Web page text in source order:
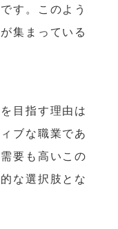
す。このよう
集まっている
目指す理由は
ブな職業であ
要も高いこの
な選択肢とな